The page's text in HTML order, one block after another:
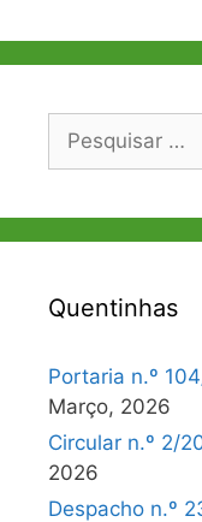
Pesquisar
Quentinhas
Portaria n.º
Março, 2026
Circular n.º 2/
2026
Despacho n.º